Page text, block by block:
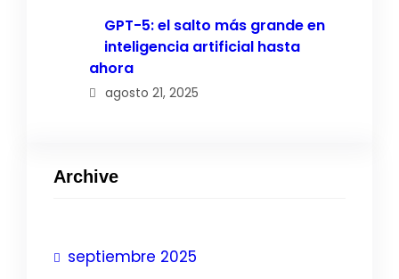
GPT-5: el salto más grande en
inteligencia artificial hasta
ahora
agosto 21, 2025
Archive
septiembre 2025